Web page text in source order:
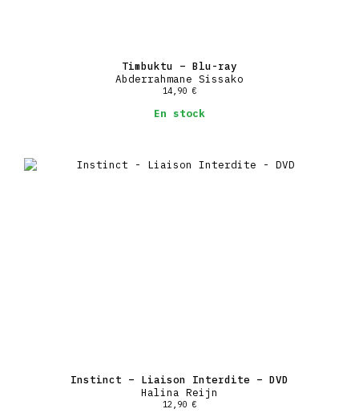
Timbuktu – Blu-ray
Abderrahmane Sissako
14,90 €
En stock
Instinct – Liaison Interdite – DVD
Halina Reijn
12,90 €